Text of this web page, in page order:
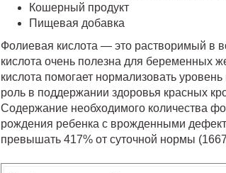
Кошерный продукт
Пищевая добавка
Фолиевая кислота — это растворимый в
кислота очень полезна для беременных
кислота помогает нормализовать
роль в поддержании здоровья красных
Содержание необходимого количества
рождения ребенка с врожденными
превышать 417% от суточной нормы